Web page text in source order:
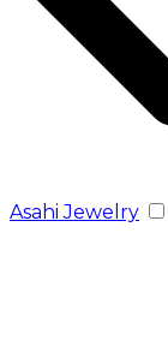
Asahi Jewelry